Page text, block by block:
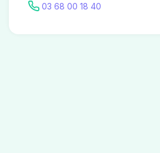
03 68 00 18 40